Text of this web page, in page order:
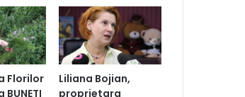
Florilor
Liliana Bojian,
proprietara